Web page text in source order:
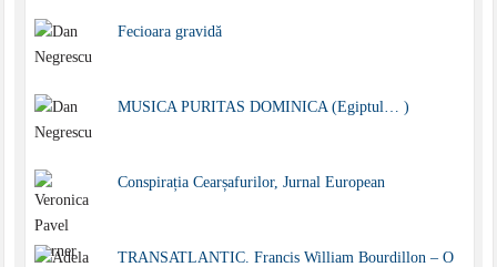
Fecioara gravidă
MUSICA PURITAS DOMINICA (Egiptul… )
Conspirația Cearșafurilor, Jurnal European
TRANSATLANTIC. Francis William Bourdillon – O